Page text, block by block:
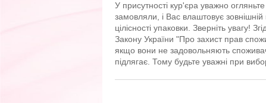
У присутності кур'єра уважно
замовляли, і Вас влаштовує
цілісності упаковки. Зверніть
Закону України "Про захист прав
якщо вони не задовольняють
підлягає. Тому будьте уважні при